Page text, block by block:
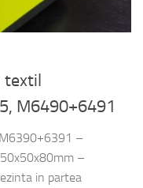
textil
M6490+6491
–
–
in partea